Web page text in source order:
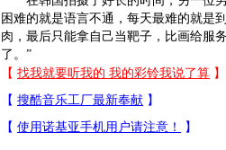
困难的就是语言不通，每天最难的就是
肉，最后只能拿自己当靶子，比画给服
了。”